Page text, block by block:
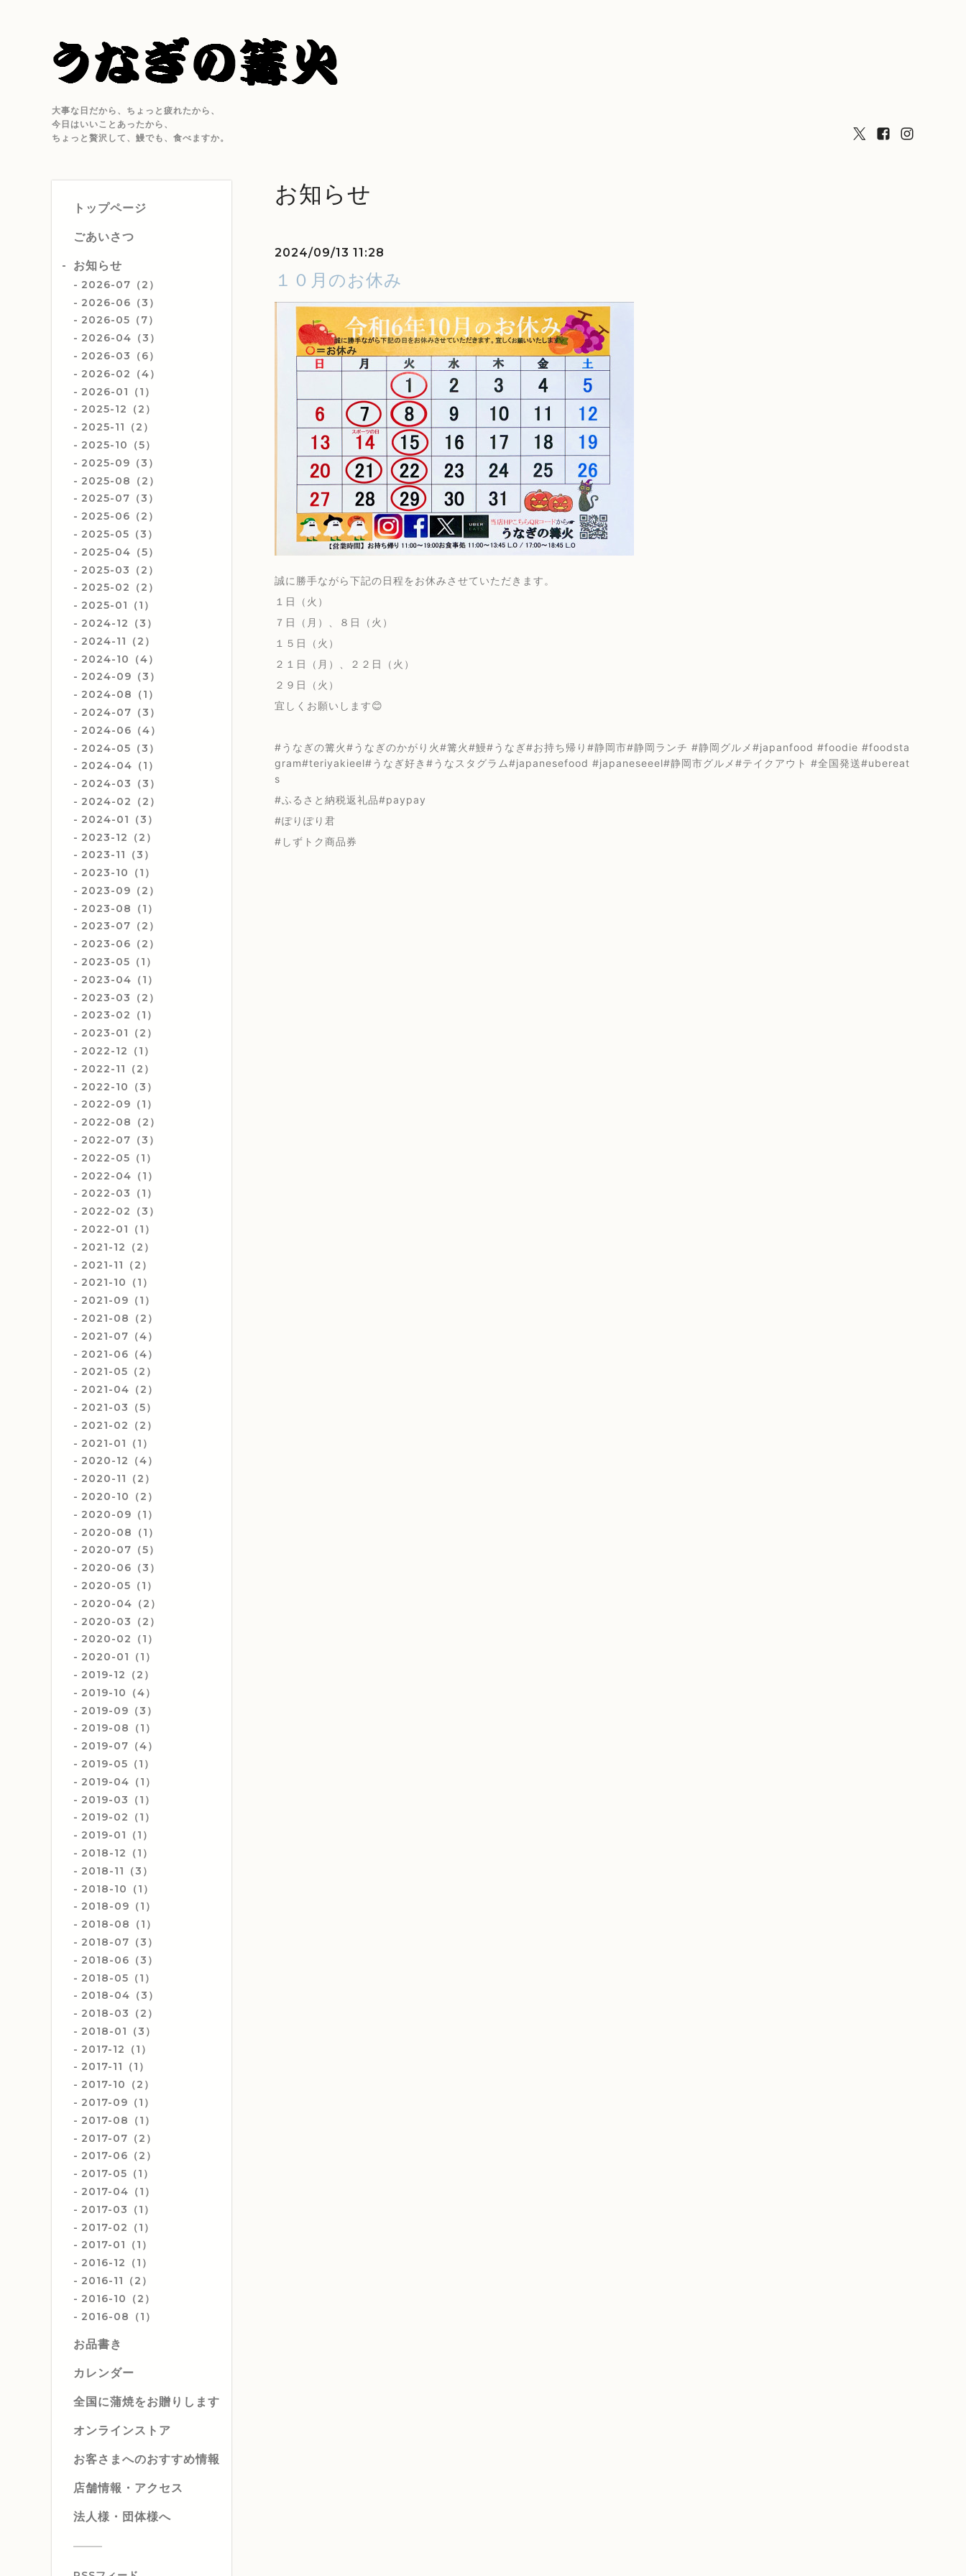
大事な日だから、ちょっと疲れたから、
今日はいいことあったから、
ちょっと贅沢して、鰻でも、食べますか。
トップページ
ごあいさつ
お知らせ
2026-07（2）
2026-06（3）
2026-05（7）
2026-04（3）
2026-03（6）
2026-02（4）
2026-01（1）
2025-12（2）
2025-11（2）
2025-10（5）
2025-09（3）
2025-08（2）
2025-07（3）
2025-06（2）
2025-05（3）
2025-04（5）
2025-03（2）
2025-02（2）
2025-01（1）
2024-12（3）
2024-11（2）
2024-10（4）
2024-09（3）
2024-08（1）
2024-07（3）
2024-06（4）
2024-05（3）
2024-04（1）
2024-03（3）
2024-02（2）
2024-01（3）
2023-12（2）
2023-11（3）
2023-10（1）
2023-09（2）
2023-08（1）
2023-07（2）
2023-06（2）
2023-05（1）
2023-04（1）
2023-03（2）
2023-02（1）
2023-01（2）
2022-12（1）
2022-11（2）
2022-10（3）
2022-09（1）
2022-08（2）
2022-07（3）
2022-05（1）
2022-04（1）
2022-03（1）
2022-02（3）
2022-01（1）
2021-12（2）
2021-11（2）
2021-10（1）
2021-09（1）
2021-08（2）
2021-07（4）
2021-06（4）
2021-05（2）
2021-04（2）
2021-03（5）
2021-02（2）
2021-01（1）
2020-12（4）
2020-11（2）
2020-10（2）
2020-09（1）
2020-08（1）
2020-07（5）
2020-06（3）
2020-05（1）
2020-04（2）
2020-03（2）
2020-02（1）
2020-01（1）
2019-12（2）
2019-10（4）
2019-09（3）
2019-08（1）
2019-07（4）
2019-05（1）
2019-04（1）
2019-03（1）
2019-02（1）
2019-01（1）
2018-12（1）
2018-11（3）
2018-10（1）
2018-09（1）
2018-08（1）
2018-07（3）
2018-06（3）
2018-05（1）
2018-04（3）
2018-03（2）
2018-01（3）
2017-12（1）
2017-11（1）
2017-10（2）
2017-09（1）
2017-08（1）
2017-07（2）
2017-06（2）
2017-05（1）
2017-04（1）
2017-03（1）
2017-02（1）
2017-01（1）
2016-12（1）
2016-11（2）
2016-10（2）
2016-08（1）
お品書き
カレンダー
全国に蒲焼をお贈りします
オンラインストア
お客さまへのおすすめ情報
店舗情報・アクセス
法人様・団体様へ
お知らせ
2024/09/13 11:28
１０月のお休み
誠に勝手ながら下記の日程をお休みさせていただきます。
１日（火）
７日（月）、８日（火）
１５日（火）
２１日（月）、２２日（火）
２９日（火）
宜しくお願いします😊
#うなぎの篝火#うなぎのかがり火#篝火#鰻#うなぎ#お持ち帰り#静岡市#静岡ランチ #静岡グルメ#japanfood #foodie #foodsta
gram#teriyakieel#うなぎ好き#うなスタグラム#japanesefood #japaneseeel#静岡市グルメ#テイクアウト #全国発送#ubereat
s
#ふるさと納税返礼品#paypay
#ぽりぽり君
#しずトク商品券